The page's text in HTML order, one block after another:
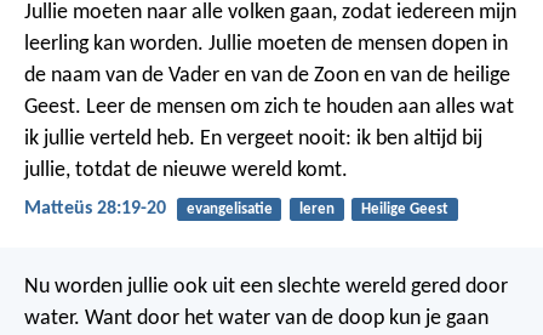
Jullie moeten naar alle volken gaan, zodat iedereen mijn
leerling kan worden. Jullie moeten de mensen dopen in
de naam van de Vader en van de Zoon en van de heilige
Geest. Leer de mensen om zich te houden aan alles wat
ik jullie verteld heb. En vergeet nooit: ik ben altijd bij
jullie, totdat de nieuwe wereld komt.
Matteüs 28:19-20 evangelisatie leren Heilige Geest
Nu worden jullie ook uit een slechte wereld gered door
water. Want door het water van de doop kun je gaan